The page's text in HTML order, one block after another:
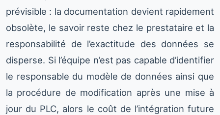
prévisible : la documentation devient rapidement
obsolète, le savoir reste chez le prestataire et la
responsabilité de l’exactitude des données se
disperse. Si l’équipe n’est pas capable d’identifier
le responsable du modèle de données ainsi que
la procédure de modification après une mise à
jour du PLC, alors le coût de l’intégration future